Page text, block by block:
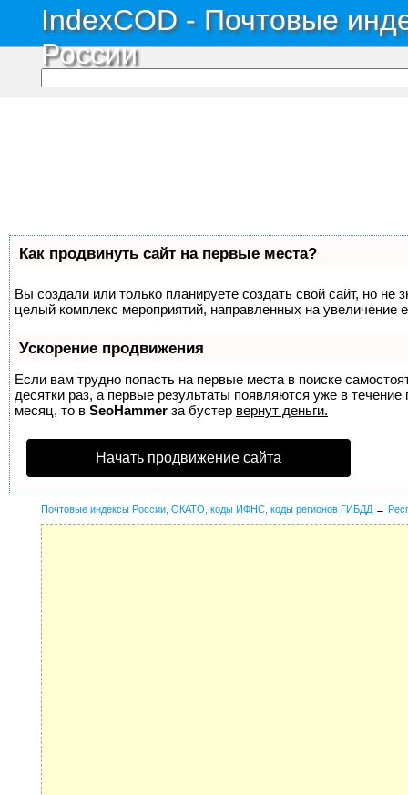
IndexCOD - Почтовые
России
Как продвинуть сайт на первые места?
Вы создали или только планируете создать свой сайт, но не
целый комплекс мероприятий, направленных на увеличение
Ускорение продвижения
Если вам трудно попасть на первые места в поиске
десятки раз, а первые результаты появляются уже в
месяц, то в SeoHammer за бустер вернут деньги.
Начать продвижение сайта
Почтовые индексы России, ОКАТО, коды ИФНС, коды регионов ГИБДД →